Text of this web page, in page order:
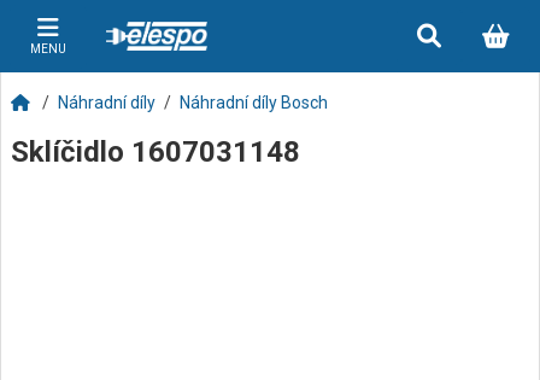
MENU
Náhradní díly Náhradní díly Bosch
Sklíčidlo 1607031148